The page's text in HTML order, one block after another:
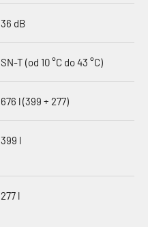
36 dB
SN-T (od 10 °C do 43 °C)
676 l (399 + 277)
399 l
277 l